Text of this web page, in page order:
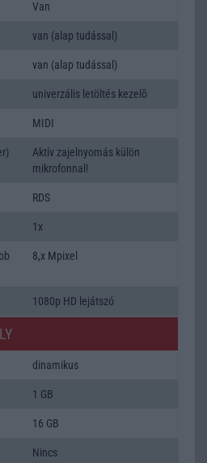
Van
van (alap tudással)
van (alap tudással)
univerzális letöltés kezelõ
MIDI
Aktív zajelnyomás külön
mikrofonnal!
RDS
1x
8,x Mpixel
1080p HD lejátszó
dinamikus
1 GB
16 GB
Nincs